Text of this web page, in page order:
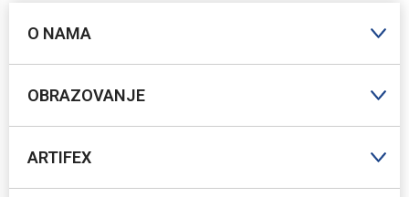
O NAMA
OBRAZOVANJE
ARTIFEX